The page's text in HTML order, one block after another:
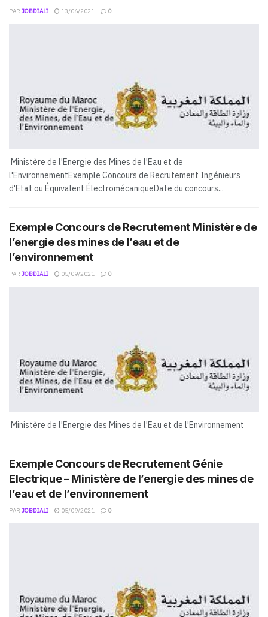
PAR JOBDIALI 13/06/2021 0
Ministère de l'Energie des Mines de l'Eau et de
l'EnvironnementExemple Concours de Recrutement Ingénieurs
d'Etat ou Équivalent ÉlectromécaniqueDate du concours...
Exemple Concours de Recrutement Ministère de
l’energie des mines de l’eau et de
l’environnement
PAR JOBDIALI 05/09/2021 0
Ministère de l'Energie des Mines de l'Eau et de l'Environnement
Exemple Concours de Recrutement Génie
Electrique – Ministère de l’energie des mines de
l’eau et de l’environnement
PAR JOBDIALI 05/09/2021 0